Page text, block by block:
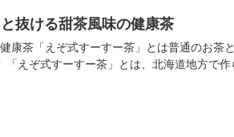
抜ける甜茶風味の健康茶
康茶「えぞ式すーすー茶」とは普通のお茶